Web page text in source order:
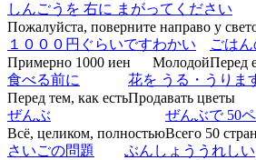
しんごうを 右に まがってください
Пожалуйста, поверните направо у
１０００円ぐらいです
Примерно 1000 иен
わかい
Молодой
ごは
Перед
食べる前に
Перед тем, как есть
花を うる・うりま
Продавать цветы
ぜんぶ
Всё, целиком, полностью
ぜんぶで 50
Всего 50
さいごの問題
ぶんしょう うれしい